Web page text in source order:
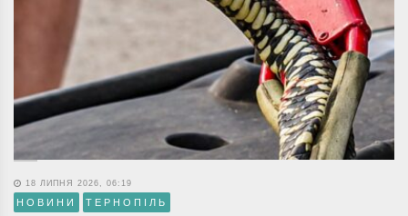
18 ЛИПНЯ 2026, 06:19
НОВИНИ ТЕРНОПІЛЬ